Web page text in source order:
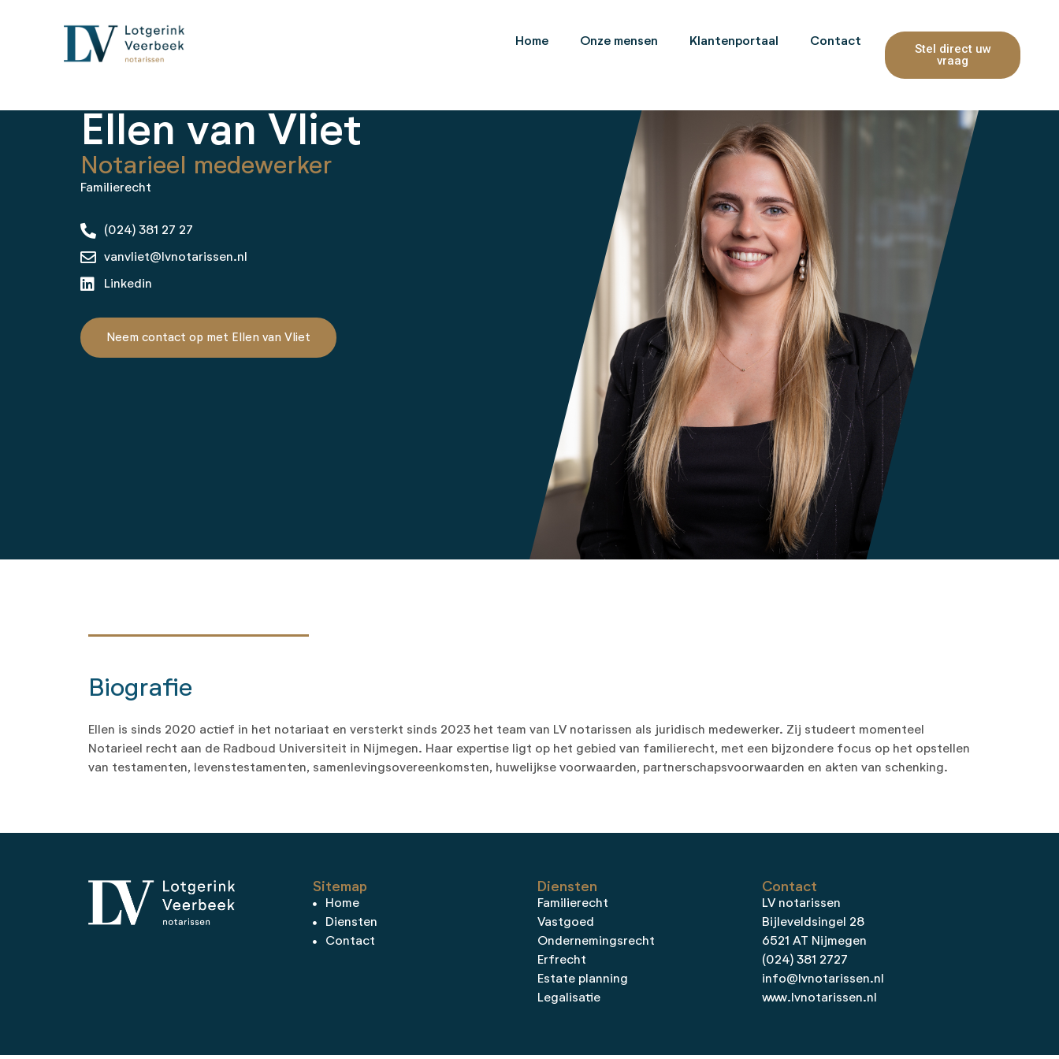
Home Onze mensen Klantenportaal Contact
Stel direct uw
vraag
Ellen van Vliet
Notarieel medewerker
Familierecht
(024) 381 27 27
vanvliet@lvnotarissen.nl
Linkedin
Neem contact op met Ellen van Vliet
Biografie
Ellen is sinds 2020 actief in het notariaat en versterkt sinds 2023 het team van LV notarissen als juridisch medewerker. Zij studeert momenteel
Notarieel recht aan de Radboud Universiteit in Nijmegen. Haar expertise ligt op het gebied van familierecht, met een bijzondere focus op het opstellen
van testamenten, levenstestamenten, samenlevingsovereenkomsten, huwelijkse voorwaarden, partnerschapsvoorwaarden en akten van schenking.
Sitemap
Home
Diensten
Contact
Diensten
Familierecht
Vastgoed
Ondernemingsrecht
Erfrecht
Estate planning
Legalisatie
Contact
LV notarissen
Bijleveldsingel 28
6521 AT Nijmegen
(024) 381 2727
info@lvnotarissen.nl
www.lvnotarissen.nl